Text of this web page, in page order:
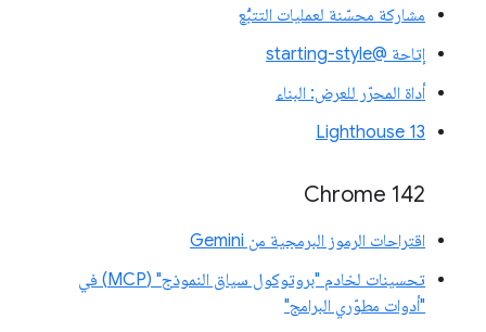
مشاركة محسّنة لعمليات التتبُّع
إتاحة @starting-style
أداة المحرّر للعرض: البناء
Lighthouse 13
Chrome 142
اقتراحات الرموز البرمجية من Gemini
تحسينات لخادم "بروتوكول سياق النموذج" (MCP) في
"أدوات مطوّري البرامج"